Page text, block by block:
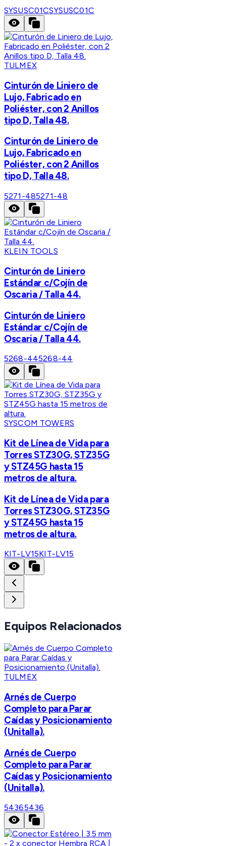
SYSUSC01CSYSUSC01C
TULMEX
Cinturón de Liniero de
Lujo, Fabricado en
Poliéster, con 2 Anillos
tipo D, Talla 48.
Cinturón de Liniero de
Lujo, Fabricado en
Poliéster, con 2 Anillos
tipo D, Talla 48.
5271-485271-48
KLEIN TOOLS
Cinturón de Liniero
Estándar c/Cojín de
Oscaria / Talla 44.
Cinturón de Liniero
Estándar c/Cojín de
Oscaria / Talla 44.
5268-445268-44
SYSCOM TOWERS
Kit de Línea de Vida para
Torres STZ30G, STZ35G
y STZ45G hasta 15
metros de altura.
Kit de Línea de Vida para
Torres STZ30G, STZ35G
y STZ45G hasta 15
metros de altura.
KIT-LV15KIT-LV15
Equipos Relacionados
TULMEX
Arnés de Cuerpo
Completo para Parar
Caídas y Posicionamiento
(Unitalla).
Arnés de Cuerpo
Completo para Parar
Caídas y Posicionamiento
(Unitalla).
54365436